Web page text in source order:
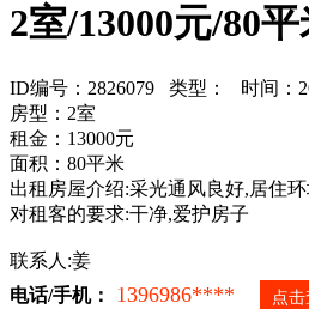
2室/13000元/80
ID编号：2826079 类型： 时间：
房型：2室
租金：13000元
面积：80平米
出租房屋介绍:采光通风良好,居住
对租客的要求:干净,爱护房子
联系人:姜
电话/手机：
1396986**** 点